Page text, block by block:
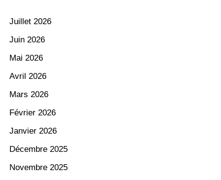
Juillet 2026
Juin 2026
Mai 2026
Avril 2026
Mars 2026
Février 2026
Janvier 2026
Décembre 2025
Novembre 2025